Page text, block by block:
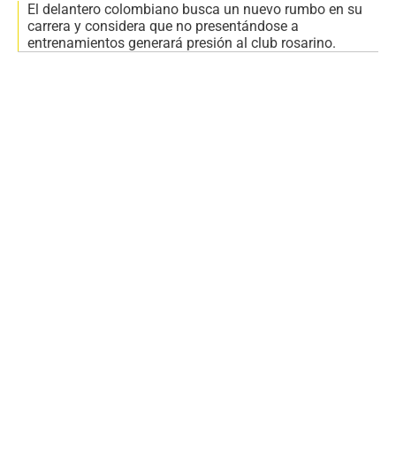
El delantero colombiano busca un nuevo rumbo en su
carrera y considera que no presentándose a
entrenamientos generará presión al club rosarino.